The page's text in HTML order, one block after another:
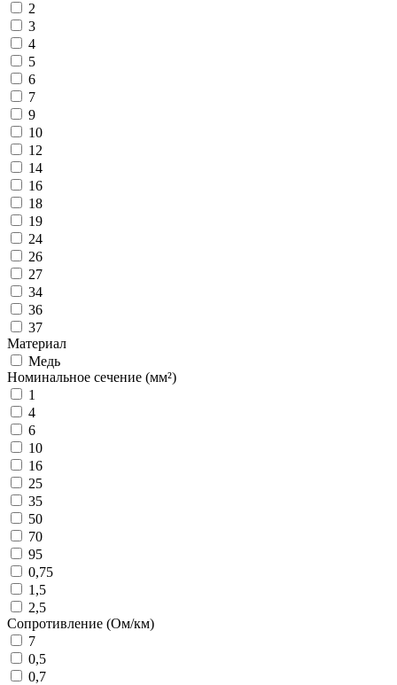
2
3
4
5
6
7
9
10
12
14
16
18
19
24
26
27
34
36
37
Материал
Медь
Номинальное сечение (мм²)
1
4
6
10
16
25
35
50
70
95
0,75
1,5
2,5
Сопротивление (Ом/км)
7
0,5
0,7